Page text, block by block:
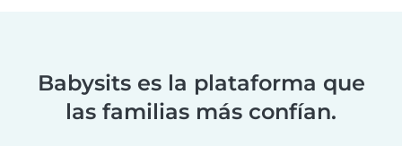
Babysits es la plataforma que
las familias más confían.